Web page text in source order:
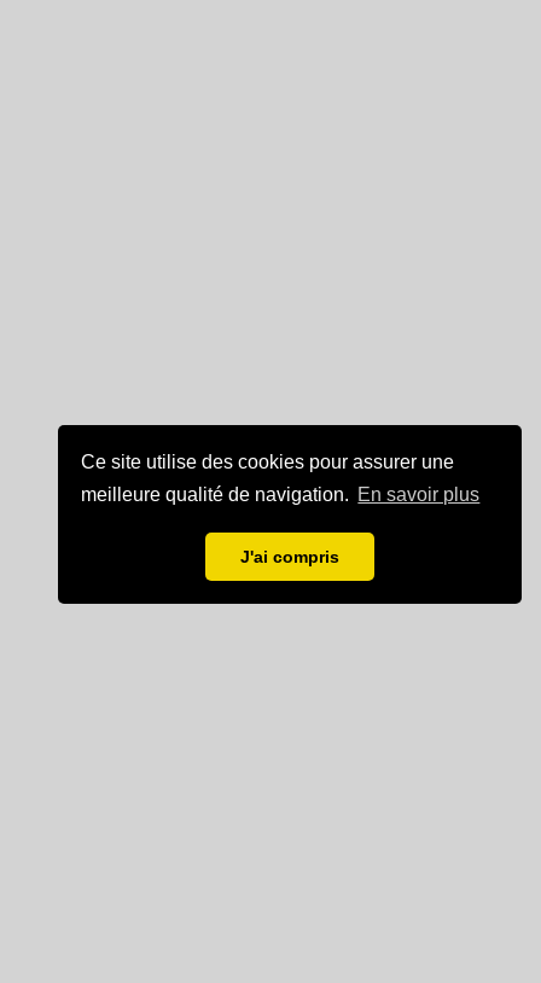
Ce site utilise des cookies pour assurer une
meilleure qualité de navigation. En savoir plus
J'ai compris